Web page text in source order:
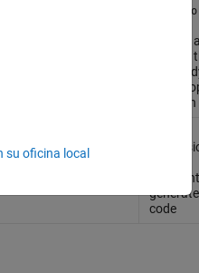
making
copy of
loop
each
iteration
code
su oficina local